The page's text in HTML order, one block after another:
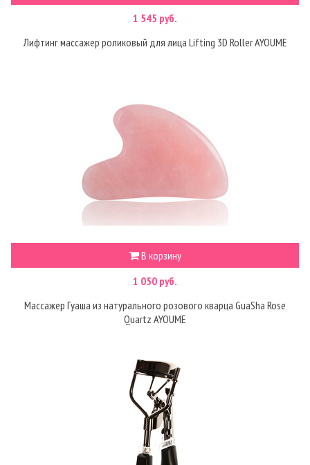
1 545 руб.
Лифтинг массажер роликовый для лица Lifting 3D Roller AYOUME
В корзину
1 050 руб.
Массажер Гуаша из натурального розового кварца GuaSha Rose
Quartz AYOUME